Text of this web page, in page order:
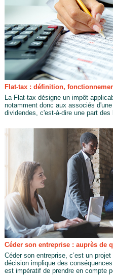
Flat-tax : définition,
La Flat-tax désigne un impôt
notamment donc aux associés
dividendes, c'est-à-dire une part des
Céder son entreprise : auprès de
Céder son entreprise, c’est un
décision implique des
est impératif de prendre en compte